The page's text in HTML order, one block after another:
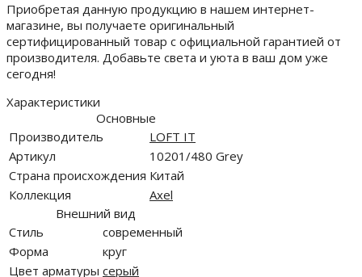
Приобретая данную продукцию в нашем интернет-
магазине, вы получаете оригинальный
сертифицированный товар с официальной гарантией от
производителя. Добавьте света и уюта в ваш дом уже
сегодня!
Характеристики
Основные
Производитель
LOFT IT
Артикул
10201/480 Grey
Страна происхождения Китай
Коллекция
Axel
Внешний вид
Стиль
современный
Форма
круг
Цвет арматуры серый